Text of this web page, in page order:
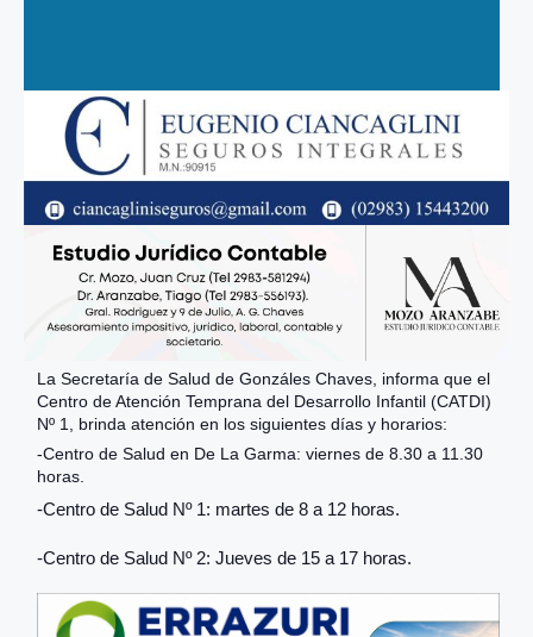
La Secretaría de Salud de Gonzáles Chaves, informa que el
Centro de Atención Temprana del Desarrollo Infantil (CATDI)
Nº 1, brinda atención en los siguientes días y horarios:
-Centro de Salud en De La Garma: viernes de 8.30 a 11.30
horas.
-Centro de Salud Nº 1: martes de 8 a 12 horas.
-Centro de Salud Nº 2: Jueves de 15 a 17 horas.